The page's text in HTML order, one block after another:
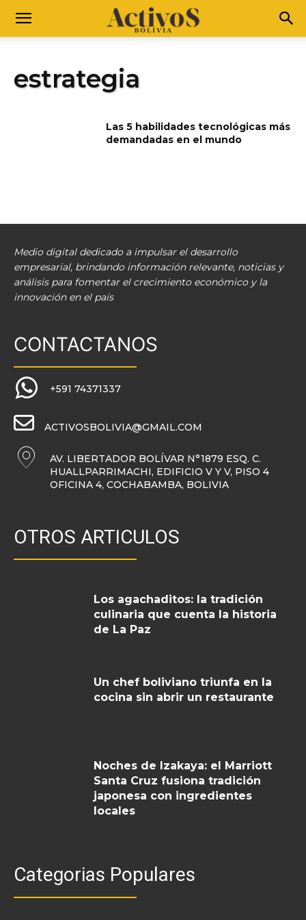
estrategia
Las 5 habilidades tecnológicas más
demandadas en el mundo
Medio digital dedicado a impulsar el desarrollo
empresarial, brindando información relevante, noticias y
análisis para fomentar el crecimiento económico y la
innovación en el país
CONTACTANOS
+591 74371337
ACTIVOSBOLIVIA@GMAIL.COM
AV. LIBERTADOR BOLÍVAR N°1879 ESQ. C.
HUALLPARRIMACHI, EDIFICIO V Y V, PISO 4
OFICINA 4, COCHABAMBA, BOLIVIA
OTROS ARTICULOS
Los agachaditos: la tradición
culinaria que cuenta la historia
de La Paz
Un chef boliviano triunfa en la
cocina sin abrir un restaurante
Noches de Izakaya: el Marriott
Santa Cruz fusiona tradición
japonesa con ingredientes
locales
Categorias Populares